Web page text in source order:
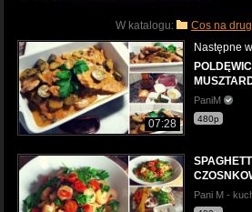
W katalogu: Cos na
07:28
Następne
PaniM
480p
Pani M -